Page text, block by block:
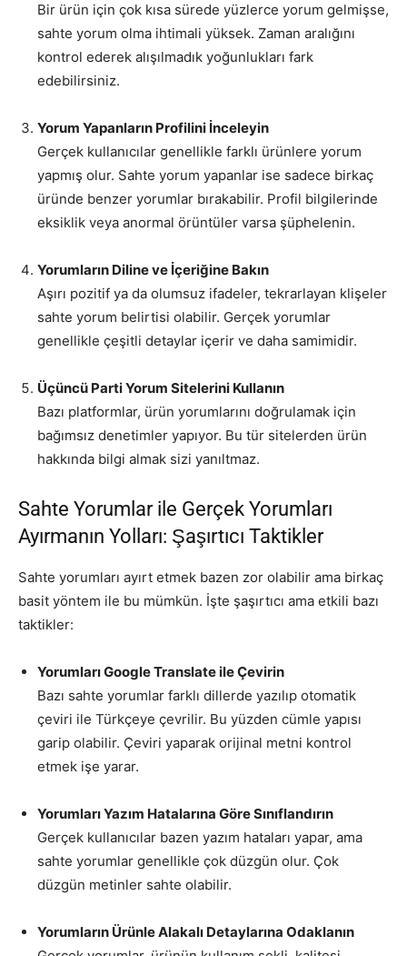
Bir ürün için çok kısa sürede yüzlerce yorum gelmişse,
sahte yorum olma ihtimali yüksek. Zaman aralığını
kontrol ederek alışılmadık yoğunlukları fark
edebilirsiniz.
Yorum Yapanların Profilini İnceleyin
Gerçek kullanıcılar genellikle farklı ürünlere yorum
yapmış olur. Sahte yorum yapanlar ise sadece birkaç
üründe benzer yorumlar bırakabilir. Profil bilgilerinde
eksiklik veya anormal örüntüler varsa şüphelenin.
Yorumların Diline ve İçeriğine Bakın
Aşırı pozitif ya da olumsuz ifadeler, tekrarlayan klişeler
sahte yorum belirtisi olabilir. Gerçek yorumlar
genellikle çeşitli detaylar içerir ve daha samimidir.
Üçüncü Parti Yorum Sitelerini Kullanın
Bazı platformlar, ürün yorumlarını doğrulamak için
bağımsız denetimler yapıyor. Bu tür sitelerden ürün
hakkında bilgi almak sizi yanıltmaz.
Sahte Yorumlar ile Gerçek Yorumları
Ayırmanın Yolları: Şaşırtıcı Taktikler
Sahte yorumları ayırt etmek bazen zor olabilir ama birkaç
basit yöntem ile bu mümkün. İşte şaşırtıcı ama etkili bazı
taktikler:
Yorumları Google Translate ile Çevirin
Bazı sahte yorumlar farklı dillerde yazılıp otomatik
çeviri ile Türkçeye çevrilir. Bu yüzden cümle yapısı
garip olabilir. Çeviri yaparak orijinal metni kontrol
etmek işe yarar.
Yorumları Yazım Hatalarına Göre Sınıflandırın
Gerçek kullanıcılar bazen yazım hataları yapar, ama
sahte yorumlar genellikle çok düzgün olur. Çok
düzgün metinler sahte olabilir.
Yorumların Ürünle Alakalı Detaylarına Odaklanın